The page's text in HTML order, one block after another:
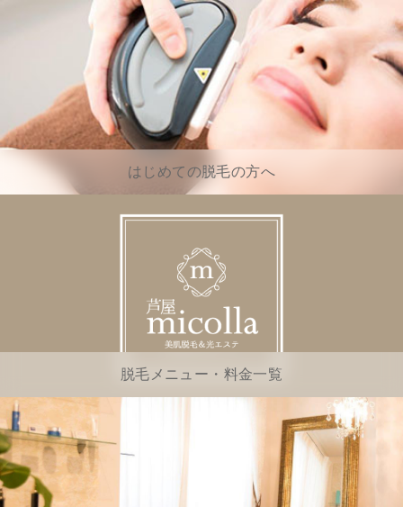
はじめての脱毛の方へ
脱毛メニュー・料金一覧